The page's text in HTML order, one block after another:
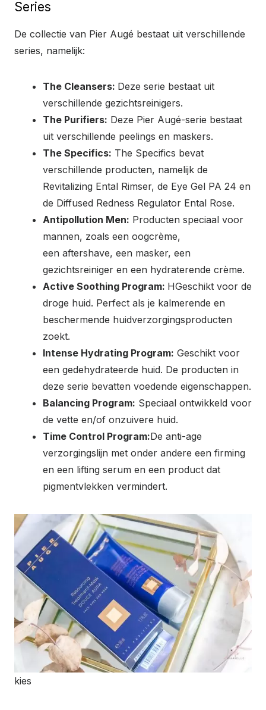
Series
De collectie van Pier Augé bestaat uit verschillende
series, namelijk:
The Cleansers: Deze serie bestaat uit
verschillende gezichtsreinigers.
The Purifiers: Deze Pier Augé-serie bestaat
uit verschillende peelings en maskers.
The Specifics: The Specifics bevat
verschillende producten, namelijk de
Revitalizing Ental Rimser, de Eye Gel PA 24 en
de Diffused Redness Regulator Ental Rose.
Antipollution Men: Producten speciaal voor
mannen, zoals een oogcrème,
een aftershave, een masker, een
gezichtsreiniger en een hydraterende crème.
Active Soothing Program: HGeschikt voor de
droge huid. Perfect als je kalmerende en
beschermende huidverzorgingsproducten
zoekt.
Intense Hydrating Program: Geschikt voor
een gedehydrateerde huid. De producten in
deze serie bevatten voedende eigenschappen.
Balancing Program: Speciaal ontwikkeld voor
de vette en/of onzuivere huid.
Time Control Program:De anti-age
verzorgingslijn met onder andere een firming
en een lifting serum en een product dat
pigmentvlekken vermindert.
kies